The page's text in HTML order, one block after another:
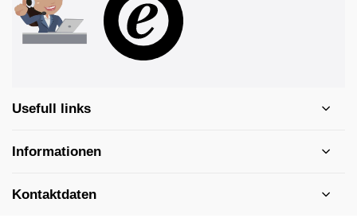
Usefull links
Informationen
Kontaktdaten